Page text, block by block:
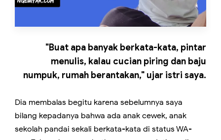
"Buat apa banyak berkata-kata, pintar
menulis, kalau cucian piring dan baju
numpuk, rumah berantakan," ujar istri saya.
Dia membalas begitu karena sebelumnya saya
bilang kepadanya bahwa ada anak cewek, anak
sekolah pandai sekali berkata-kata di status WA-